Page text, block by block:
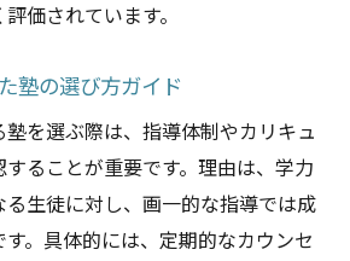
価されています。
塾の選び方ガイド
を選ぶ際は、指導体制やカリキュ
ることが重要です。理由は、学力
生徒に対し、画一的な指導では成
。具体的には、定期的なカウンセ